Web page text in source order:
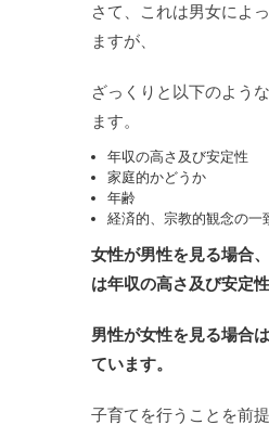
さて、これは男女によ
ますが、
ざっくりと以下のよう
ます。
年収の高さ及び安定性
家庭的かどうか
年齢
経済的、宗教的観念の一
女性が男性を見る場合
は年収の高さ及び安定性
男性が女性を見る場合
ています。
子育てを行うことを前